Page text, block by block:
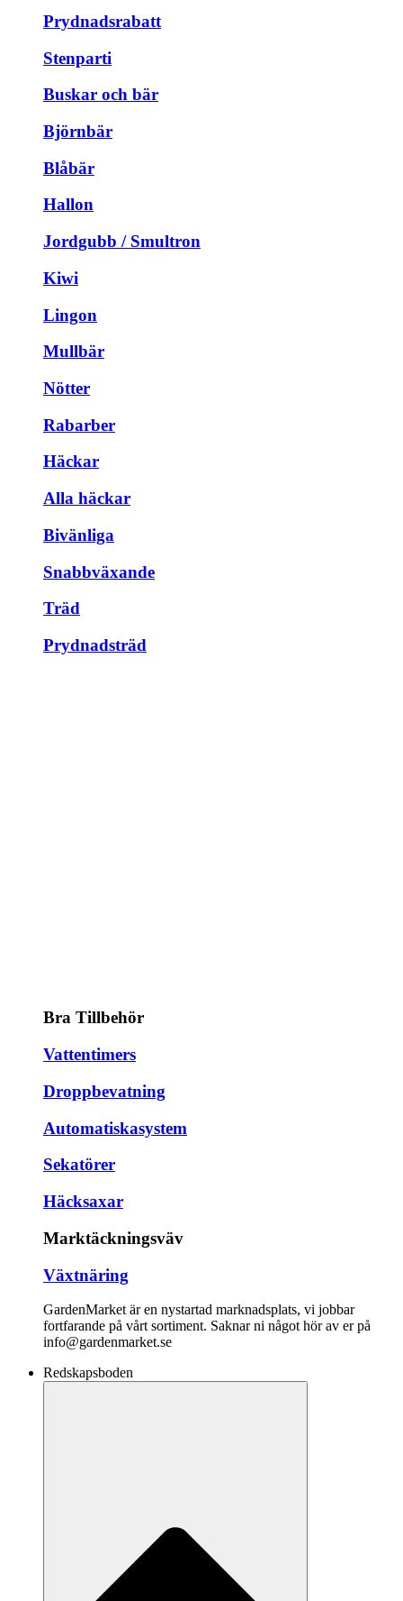
Prydnadsrabatt
Stenparti
Buskar och bär
Björnbär
Blåbär
Hallon
Jordgubb / Smultron
Kiwi
Lingon
Mullbär
Nötter
Rabarber
Häckar
Alla häckar
Bivänliga
Snabbväxande
Träd
Prydnadsträd
Bra Tillbehör
Vattentimers
Droppbevatning
Automatiskasystem
Sekatörer
Häcksaxar
Marktäckningsväv
Växtnäring
GardenMarket är en nystartad marknadsplats, vi jobbar
fortfarande på vårt sortiment. Saknar ni något hör av er på
info@gardenmarket.se
Redskapsboden